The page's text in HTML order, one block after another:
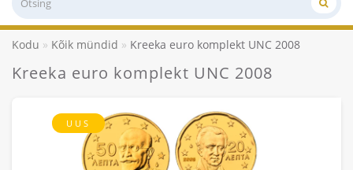
Kodu Kõik mündid Kreeka euro komplekt UNC 2008
Kreeka euro komplekt UNC 2008
UUS